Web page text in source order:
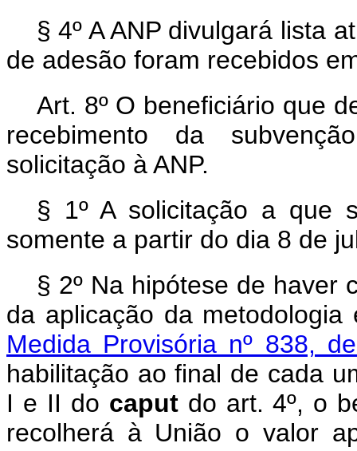
§ 4º A ANP divulgará lista
de adesão foram recebidos
Art. 8º O beneficiário que
recebimento da
solicitação à ANP.
§ 1º A solicitação a que
somente a partir do dia 8 de
§ 2º Na hipótese de haver
da aplicação da
Medida Provisória nº 838,
habilitação ao final de cada
I e II do caput do art. 4º, o
recolherá à União o valor